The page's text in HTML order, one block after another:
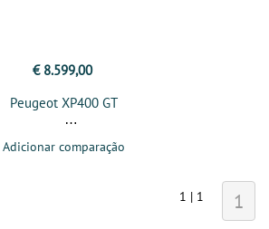
€ 8.599,00
Peugeot XP400 GT
Adicionar comparação
1 | 1 1